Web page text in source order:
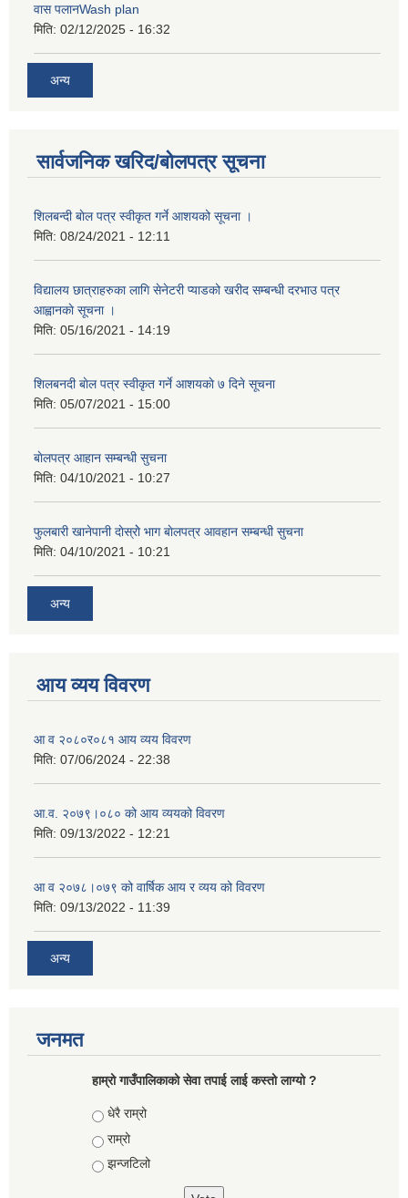
वास पलानWash plan
मिति: 02/12/2025 - 16:32
अन्य
सार्वजनिक खरिद/बोलपत्र सूचना
शिलबन्दी बाेल पत्र स्वीकृत गर्ने आशयको सूचना ।
मिति: 08/24/2021 - 12:11
विद्यालय छात्राहरुका लागि सेनेटरी प्याडको खरीद सम्बन्धी दरभाउ पत्र
आह्वानकाे सूचना ।
मिति: 05/16/2021 - 14:19
शिलबनदी बाेल पत्र स्वीकृत गर्ने आशयकाे ७ दिने सूचना
मिति: 05/07/2021 - 15:00
बाेलपत्र आहान सम्बन्धी सुचना
मिति: 04/10/2021 - 10:27
फुलबारी खानेपानी दाेस्राेे भाग बाेलपत्र आवहान सम्बन्धी सुचना
मिति: 04/10/2021 - 10:21
अन्य
आय व्यय विवरण
आ व २०८०र०८१ आय व्यय विवरण
मिति: 07/06/2024 - 22:38
आ.व. २०७९।०८० को आय व्ययको विवरण
मिति: 09/13/2022 - 12:21
आ‍ व २०७८।०७९ को वार्षिक आय र व्यय को विवरण
मिति: 09/13/2022 - 11:39
अन्य
जनमत
हाम्रो गाउँपालिकाको सेवा तपाई लाई कस्तो लाग्यो ?
Choices
धेरै राम्रो
राम्रो
झन्जटिलो